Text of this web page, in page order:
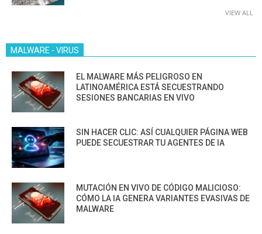
VIEW ALL
MALWARE - VIRUS
EL MALWARE MÁS PELIGROSO EN
LATINOAMÉRICA ESTÁ SECUESTRANDO
SESIONES BANCARIAS EN VIVO
SIN HACER CLIC: ASÍ CUALQUIER PÁGINA WEB
PUEDE SECUESTRAR TU AGENTES DE IA
MUTACIÓN EN VIVO DE CÓDIGO MALICIOSO:
CÓMO LA IA GENERA VARIANTES EVASIVAS DE
MALWARE